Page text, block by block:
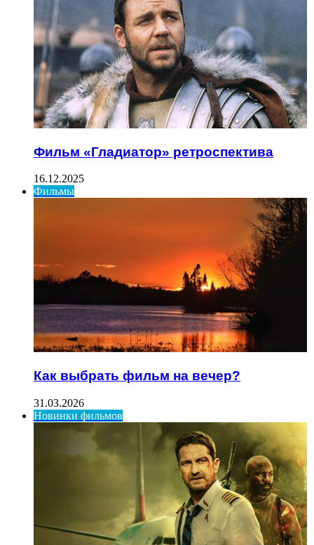
Фильм «Гладиатор» ретроспектива
16.12.2025
Фильмы
Как выбрать фильм на вечер?
31.03.2026
Новинки фильмов